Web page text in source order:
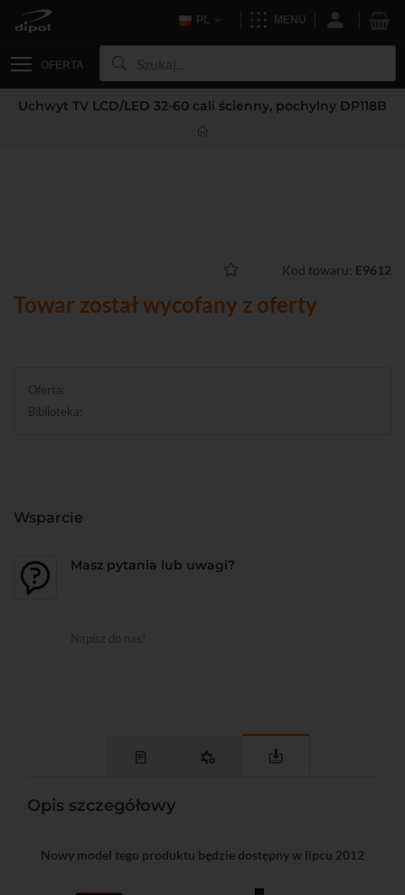
PL MENU
OFERTA
Uchwyt TV LCD/LED 32-60 cali ścienny, pochylny DP118B
Kod towaru: E9612
Towar został wycofany z oferty
Oferta:
Biblioteka:
Wsparcie
Masz pytania lub uwagi?
Opis szczegółowy
Nowy model tego produktu będzie dostępny w lipcu 2012